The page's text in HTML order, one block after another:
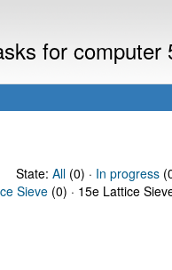
for computer
State: All(0) · In progress
Sieve (0) · 15e Lattice